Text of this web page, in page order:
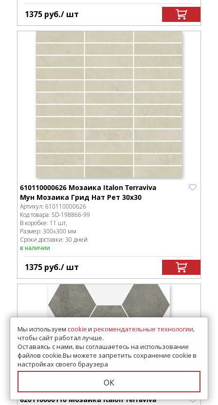
1375 руб./ шт
610110000626 Мозаика Italon Terraviva
Мун Мозаика Грид Нат Рет 30x30
Артикул: 610110000626
Код товара: SD-198866-99
В коробке: 11 шт,
Размер: 300x300 мм
Сроки доставки: 30 дней
в наличии
1375 руб./ шт
620110000110 Мозаика Italon Terraviva
Мы используем cookieи рекомендательные технологии,
чтобы сайт работал лучше.
Оставаясь с нами, вы соглашаетесь на использование
файлов cookie.Вы можете запретить сохранение cookie в
настройках своего браузера
ОК